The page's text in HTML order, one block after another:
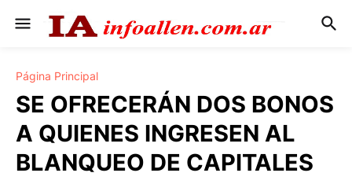
Página Principal
SE OFRECERÁN DOS BONOS
A QUIENES INGRESEN AL
BLANQUEO DE CAPITALES